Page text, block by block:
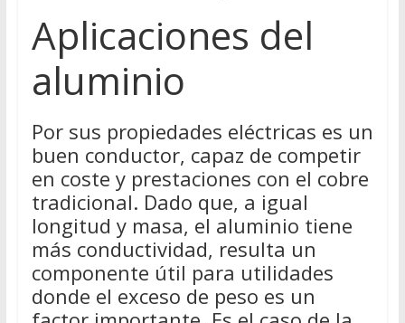
Aplicaciones del
aluminio
Por sus propiedades eléctricas es un
buen conductor, capaz de competir
en coste y prestaciones con el cobre
tradicional. Dado que, a igual
longitud y masa, el aluminio tiene
más conductividad, resulta un
componente útil para utilidades
donde el exceso de peso es un